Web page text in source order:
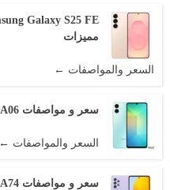
مميزات
السعر والمواصفات ←
سعر و مواصفات Samsung Galaxy A06
السعر والمواصفات ←
سعر و مواصفات Samsung Galaxy A74